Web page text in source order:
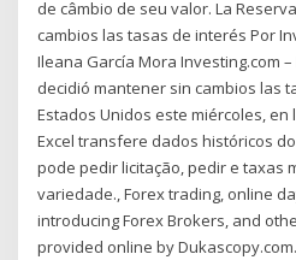
de câmbio de seu valor. La
cambios las tasas de interés Por
Ileana García Mora Investing.com
decidió mantener sin cambios las
Estados Unidos este miércoles, en
Excel transfere dados históricos
pode pedir licitação, pedir e taxas
variedade., Forex trading, online
introducing Forex Brokers, and
provided online by